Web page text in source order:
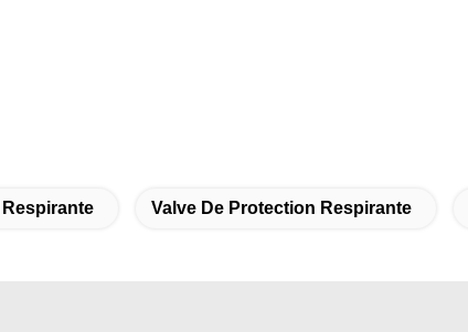
Valve De Protection Respirante